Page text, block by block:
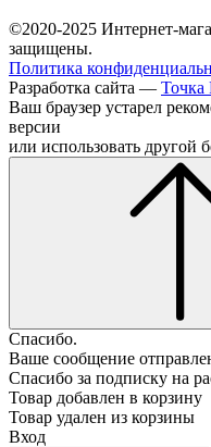
©2020-2025 Интернет-
защищены.
Политика
Разработка сайта — Точка
Ваш браузер устарел
версии
или использовать другой
Спасибо.
Ваше сообщение
Спасибо за подписку на
Товар добавлен в корзину
Товар удален из корзины
Вход